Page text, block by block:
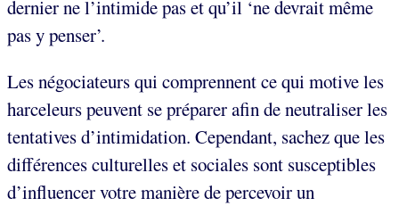
dernier ne l’intimide pas et qu’il ‘ne devrait même
pas y penser’.
Les négociateurs qui comprennent ce qui motive les
harceleurs peuvent se préparer afin de neutraliser les
tentatives d’intimidation. Cependant, sachez que les
différences culturelles et sociales sont susceptibles
d’influencer votre manière de percevoir un